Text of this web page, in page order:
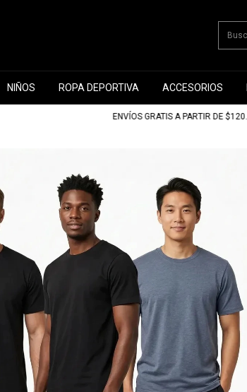
NIÑOS ROPA DEPORTIVA ACCESORIOS
ENVÍOS GRATIS A PARTIR DE $120.000